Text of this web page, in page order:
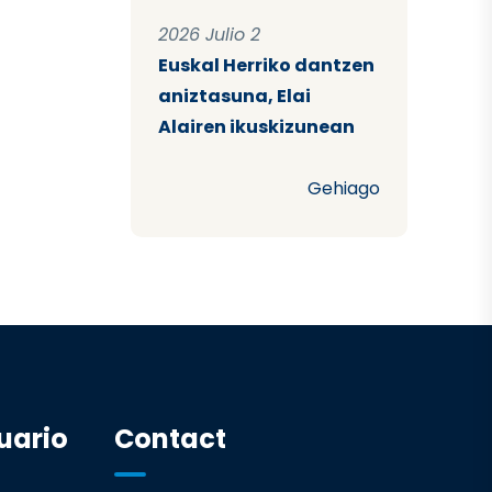
2026 Julio 2
Euskal Herriko dantzen
aniztasuna, Elai
Alairen ikuskizunean
Gehiago
Contact